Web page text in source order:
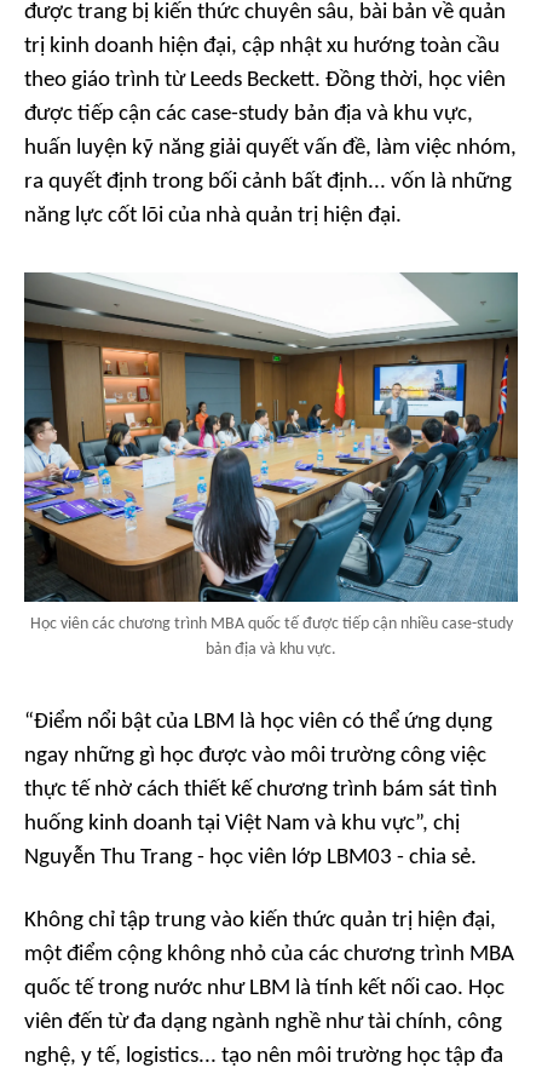
được trang bị kiến thức chuyên sâu, bài bản về quản
trị kinh doanh hiện đại, cập nhật xu hướng toàn cầu
theo giáo trình từ Leeds Beckett. Đồng thời, học viên
được tiếp cận các case-study bản địa và khu vực,
huấn luyện kỹ năng giải quyết vấn đề, làm việc nhóm,
ra quyết định trong bối cảnh bất định... vốn là những
năng lực cốt lõi của nhà quản trị hiện đại.
Học viên các chương trình MBA quốc tế được tiếp cận nhiều case-study
bản địa và khu vực.
“Điểm nổi bật của LBM là học viên có thể ứng dụng
ngay những gì học được vào môi trường công việc
thực tế nhờ cách thiết kế chương trình bám sát tình
huống kinh doanh tại Việt Nam và khu vực”, chị
Nguyễn Thu Trang - học viên lớp LBM03 - chia sẻ.
Không chỉ tập trung vào kiến thức quản trị hiện đại,
một điểm cộng không nhỏ của các chương trình MBA
quốc tế trong nước như LBM là tính kết nối cao. Học
viên đến từ đa dạng ngành nghề như tài chính, công
nghệ, y tế, logistics... tạo nên môi trường học tập đa